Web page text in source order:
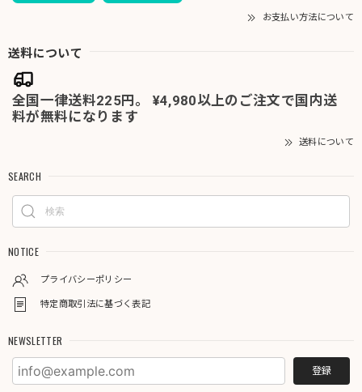
お支払い方法について
送料について
全国一律送料225円。 ¥4,980以上のご注文で国内送
料が無料になります
送料について
SEARCH
NOTICE
プライバシーポリシー
特定商取引法に基づく表記
NEWSLETTER
登録